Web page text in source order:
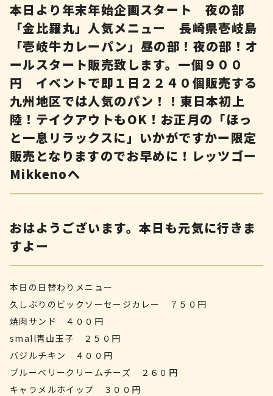
本日より年末年始企画スタート 夜の部
「金比羅丸」人気メニュー 長崎県壱岐島
「壱岐牛カレーパン」昼の部！夜の部！オ
ールスタート販売致します。一個９００
円 イベントで即１日２２４０個販売する
九州地区では人気のパン！！東日本初上
陸！テイクアウトもOK！お正月の「ほっ
と一息リラックスに」いかがですかー限定
販売となりますのでお早めに！レッツゴー
Mikkenoへ
おはようございます。本日も元気に行きま
すよー
本日の日替わりメニュー
久しぶりのビックソーセージカレー ７５０円
焼肉サンド ４００円
small青山玉子 ２５０円
バジルチキン ４００円
ブルーベリークリームチーズ ２６０円
キャラメルホイップ ３００円